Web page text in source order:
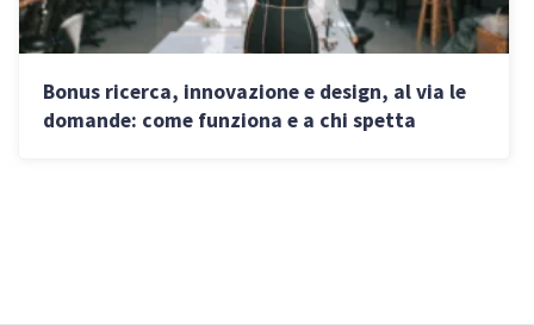
Bonus ricerca, innovazione e design, al via le
domande: come funziona e a chi spetta